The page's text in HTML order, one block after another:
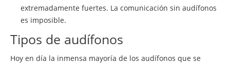
extremadamente fuertes. La comunicación sin audífonos
es imposible.
Tipos de audífonos
Hoy en día la inmensa mayoría de los audífonos que se